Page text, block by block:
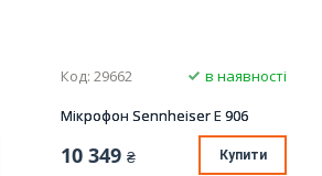
Код: 29662
в наявності
Мікрофон Sennheiser E 906
10 349 ₴ Купити